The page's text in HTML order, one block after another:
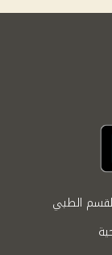
الطبي